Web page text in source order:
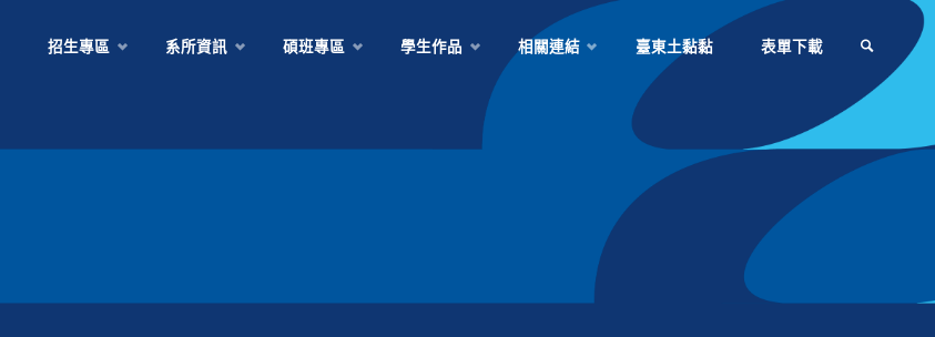
招生專區 系所資訊 碩班專區 學生作品 相關連結 臺東土黏黏 表單下載